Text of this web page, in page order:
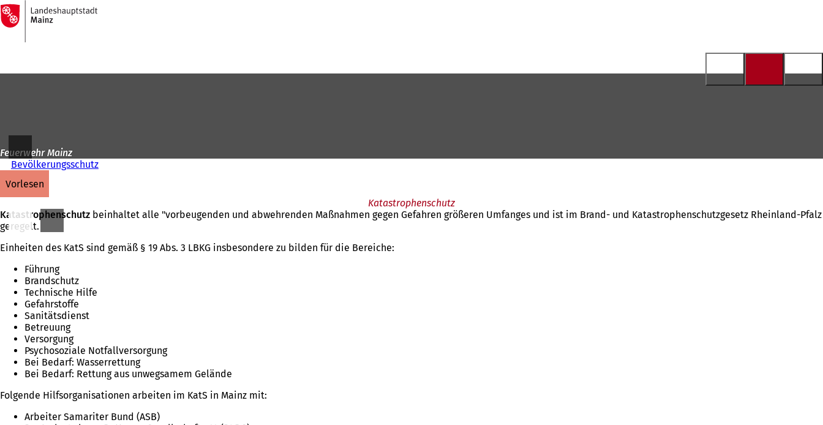
Inhalt anspringen
Zur
Startseite
Feuerwehr Mainz
Bevölkerungsschutz
vorlesen
Katastrophenschutz
Katastrophenschutz beinhaltet alle "vorbeugenden und abwehrenden Maßnahmen gegen Gefahren größeren Umfanges und ist im Brand- und Katastrophenschutzgesetz Rheinland-Pfalz
geregelt.
Einheiten des KatS sind gemäß § 19 Abs. 3 LBKG insbesondere zu bilden für die Bereiche:
Führung
Brandschutz
Technische Hilfe
Gefahrstoffe
Sanitätsdienst
Betreuung
Versorgung
Psychosoziale Notfallversorgung
Bei Bedarf: Wasserrettung
Bei Bedarf: Rettung aus unwegsamem Gelände
Folgende Hilfsorganisationen arbeiten im KatS in Mainz mit:
Arbeiter Samariter Bund (ASB)